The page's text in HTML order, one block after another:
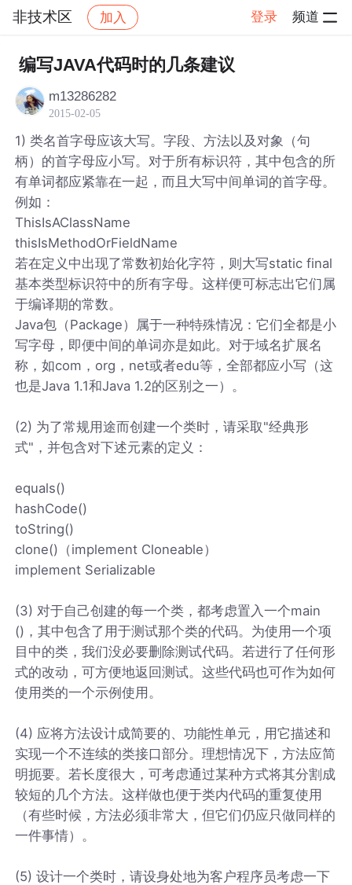
非技术区 加入 登录 频道
社区 非技术区 帖子详情
编写JAVA代码时的几条建议
m13286282
2015-02-05
1) 类名首字母应该大写。字段、方法以及对象（句
柄）的首字母应小写。对于所有标识符，其中包含的所
有单词都应紧靠在一起，而且大写中间单词的首字母。
例如：
ThisIsAClassName
thisIsMethodOrFieldName
若在定义中出现了常数初始化字符，则大写static final
基本类型标识符中的所有字母。这样便可标志出它们属
于编译期的常数。
Java包（Package）属于一种特殊情况：它们全都是小
写字母，即便中间的单词亦是如此。对于域名扩展名
称，如com，org，net或者edu等，全部都应小写（这
也是Java 1.1和Java 1.2的区别之一）。
(2) 为了常规用途而创建一个类时，请采取"经典形
式"，并包含对下述元素的定义：
equals()
hashCode()
toString()
clone()（implement Cloneable）
implement Serializable
(3) 对于自己创建的每一个类，都考虑置入一个main
()，其中包含了用于测试那个类的代码。为使用一个项
目中的类，我们没必要删除测试代码。若进行了任何形
式的改动，可方便地返回测试。这些代码也可作为如何
使用类的一个示例使用。
(4) 应将方法设计成简要的、功能性单元，用它描述和
实现一个不连续的类接口部分。理想情况下，方法应简
明扼要。若长度很大，可考虑通过某种方式将其分割成
较短的几个方法。这样做也便于类内代码的重复使用
（有些时候，方法必须非常大，但它们仍应只做同样的
一件事情）。
(5) 设计一个类时，请设身处地为客户程序员考虑一下